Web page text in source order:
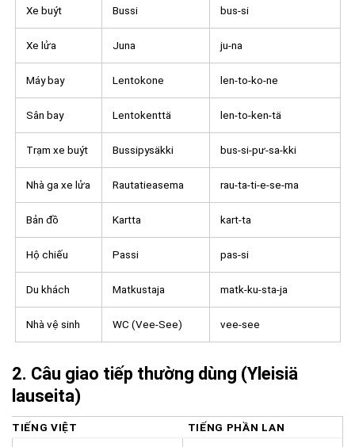
Xe buýt Bussi bus-si
Xe lửa Juna ju-na
Máy bay Lentokone len-to-ko-ne
Sân bay Lentokenttä len-to-ken-tä
Trạm xe buýt Bussipysäkki bus-si-pư-sa-kki
Nhà ga xe lửa Rautatieasema rau-ta-ti-e-se-ma
Bản đồ Kartta kart-ta
Hộ chiếu Passi pas-si
Du khách Matkustaja matk-ku-sta-ja
Nhà vệ sinh WC (Vee-See) vee-see
2. Câu giao tiếp thường dùng (Yleisiä
lauseita)
TIẾNG VIỆT TIẾNG PHẦN LAN